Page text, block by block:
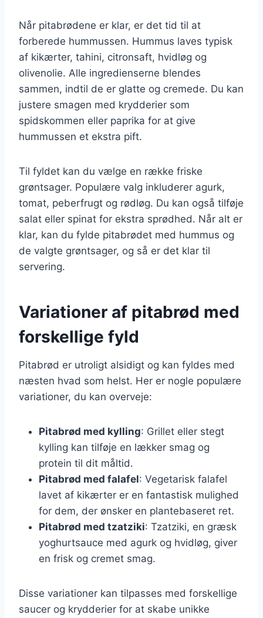
Når pitabrødene er klar, er det tid til at
forberede hummussen. Hummus laves typisk
af kikærter, tahini, citronsaft, hvidløg og
olivenolie. Alle ingredienserne blendes
sammen, indtil de er glatte og cremede. Du kan
justere smagen med krydderier som
spidskommen eller paprika for at give
hummussen et ekstra pift.
Til fyldet kan du vælge en række friske
grøntsager. Populære valg inkluderer agurk,
tomat, peberfrugt og rødløg. Du kan også tilføje
salat eller spinat for ekstra sprødhed. Når alt er
klar, kan du fylde pitabrødet med hummus og
de valgte grøntsager, og så er det klar til
servering.
Variationer af pitabrød med
forskellige fyld
Pitabrød er utroligt alsidigt og kan fyldes med
næsten hvad som helst. Her er nogle populære
variationer, du kan overveje:
Pitabrød med kylling: Grillet eller stegt
kylling kan tilføje en lækker smag og
protein til dit måltid.
Pitabrød med falafel: Vegetarisk falafel
lavet af kikærter er en fantastisk mulighed
for dem, der ønsker en plantebaseret ret.
Pitabrød med tzatziki: Tzatziki, en græsk
yoghurtsauce med agurk og hvidløg, giver
en frisk og cremet smag.
Disse variationer kan tilpasses med forskellige
saucer og krydderier for at skabe unikke